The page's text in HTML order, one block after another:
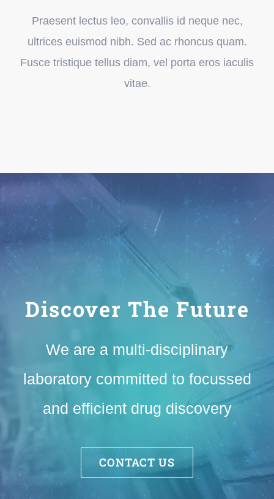
Praesent lectus leo, convallis id neque nec,
ultrices euismod nibh. Sed ac rhoncus quam.
Fusce tristique tellus diam, vel porta eros iaculis
vitae.
Discover The Future
We are a multi-disciplinary
laboratory committed to focussed
and efficient drug discovery
CONTACT US